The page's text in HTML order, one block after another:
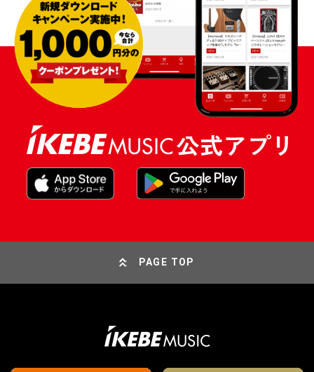
PAGE TOP